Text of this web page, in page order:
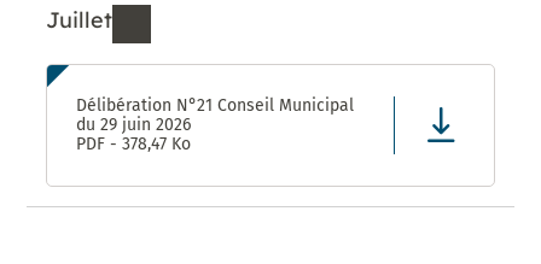
Juillet
Ressources de Juillet 2026
Délibération N°21 Conseil Municipal
du 29 juin 2026
PDF - 378,47 Ko